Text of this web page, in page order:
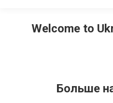
Welcome to
Больше